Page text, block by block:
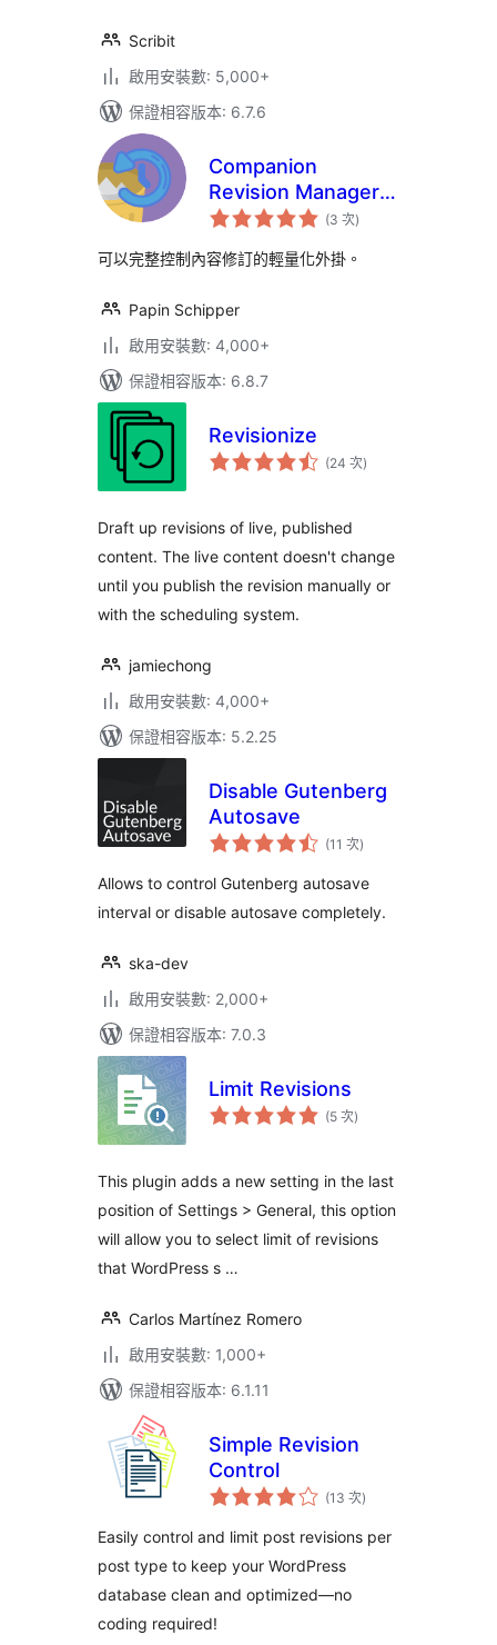
Scribit
啟用安裝數: 5,000+
保證相容版本: 6.7.6
Companion
Revision Manager –
內容修訂控制(3 次評
分)
可以完整控制內容修訂的輕量化外掛。
Papin Schipper
啟用安裝數: 4,000+
保證相容版本: 6.8.7
Revisionize
(24 次評
分)
Draft up revisions of live, published
content. The live content doesn't change
until you publish the revision manually or
with the scheduling system.
jamiechong
啟用安裝數: 4,000+
保證相容版本: 5.2.25
Disable Gutenberg
Autosave
(11 次評
分
數
)
Allows to control Gutenberg autosave
interval or disable autosave completely.
ska-dev
啟用安裝數: 2,000+
保證相容版本: 7.0.3
Limit Revisions
(5 次評
分)
This plugin adds a new setting in the last
position of Settings > General, this option
will allow you to select limit of revisions
that WordPress s …
Carlos Martínez Romero
啟用安裝數: 1,000+
保證相容版本: 6.1.11
Simple Revision
Control
(13 次評
分
數
)
Easily control and limit post revisions per
post type to keep your WordPress
database clean and optimized—no
coding required!